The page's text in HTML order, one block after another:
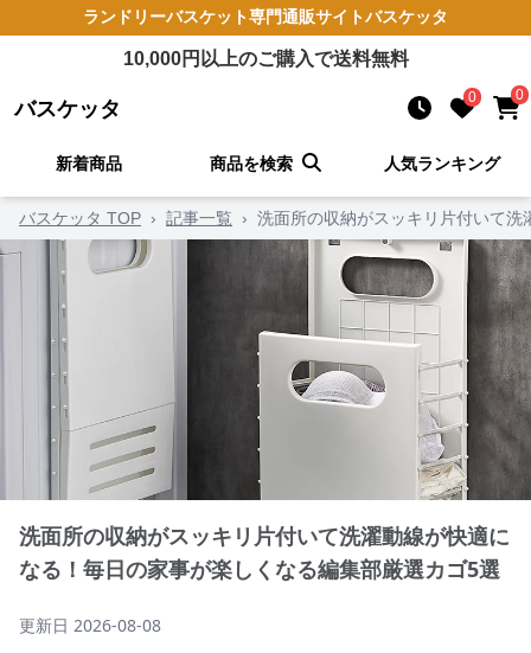
ランドリーバスケット専門通販サイトバスケッタ
10,000円以上のご購入で送料無料
バスケッタ 0 0
新着商品 商品を検索 人気ランキング
バスケッタ TOP › 記事一覧 › 洗面所の収納がスッキリ片付いて
洗面所の収納がスッキリ片付いて洗濯動線が快適に
なる！毎日の家事が楽しくなる編集部厳選カゴ5選
更新日 2026-08-08